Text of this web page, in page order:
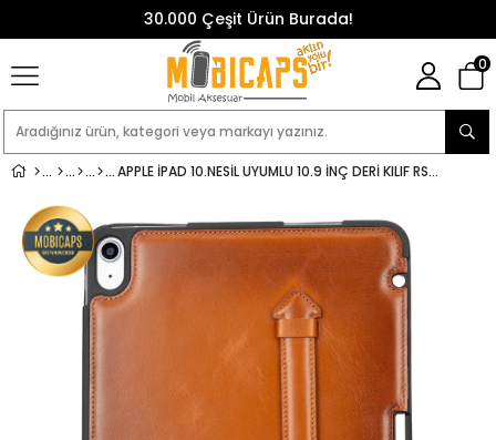
30.000 Çeşit Ürün Burada!
0
APPLE IPAD 10.NESIL UYUMLU 10.9 INÇ DERI KILIF RST2EF